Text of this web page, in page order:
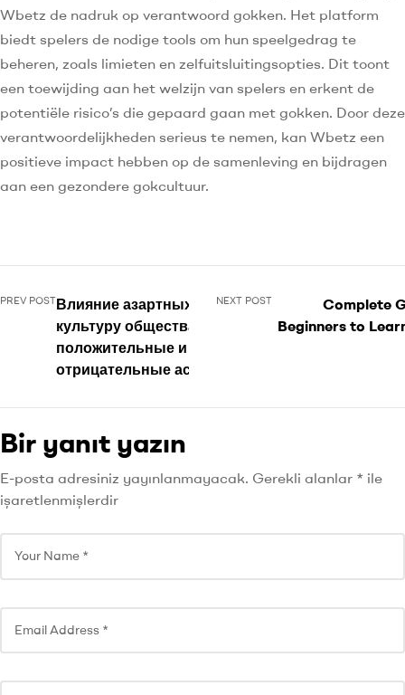
Wbetz de nadruk op verantwoord gokken. Het platform
biedt spelers de nodige tools om hun speelgedrag te
beheren, zoals limieten en zelfuitsluitingsopties. Dit toont
een toewijding aan het welzijn van spelers en erkent de
potentiële risico’s die gepaard gaan met gokken. Door deze
verantwoordelijkheden serieus te nemen, kan Wbetz een
positieve impact hebben op de samenleving en bijdragen
aan een gezondere gokcultuur.
PREV POSTВлияние азартных игр на
культуру общества
положительные и
отрицательные аспекты
NEXT POST
Complete
Beginners to
Bir yanıt yazın
E-posta adresiniz yayınlanmayacak. Gerekli alanlar * ile
işaretlenmişlerdir